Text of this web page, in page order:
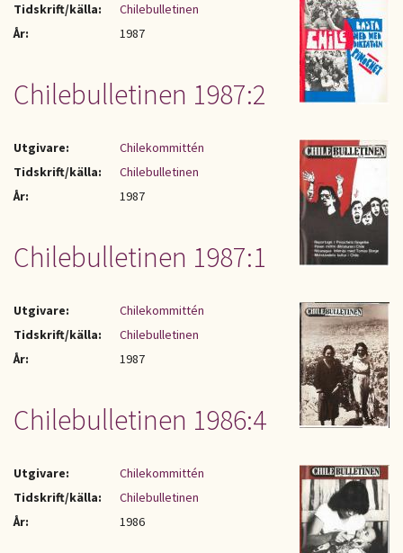
Tidskrift/källa:
Chilebulletinen
År:
1987
Chilebulletinen 1987:2
Utgivare:
Chilekommittén
Tidskrift/källa:
Chilebulletinen
År:
1987
Chilebulletinen 1987:1
Utgivare:
Chilekommittén
Tidskrift/källa:
Chilebulletinen
År:
1987
Chilebulletinen 1986:4
Utgivare:
Chilekommittén
Tidskrift/källa:
Chilebulletinen
År:
1986